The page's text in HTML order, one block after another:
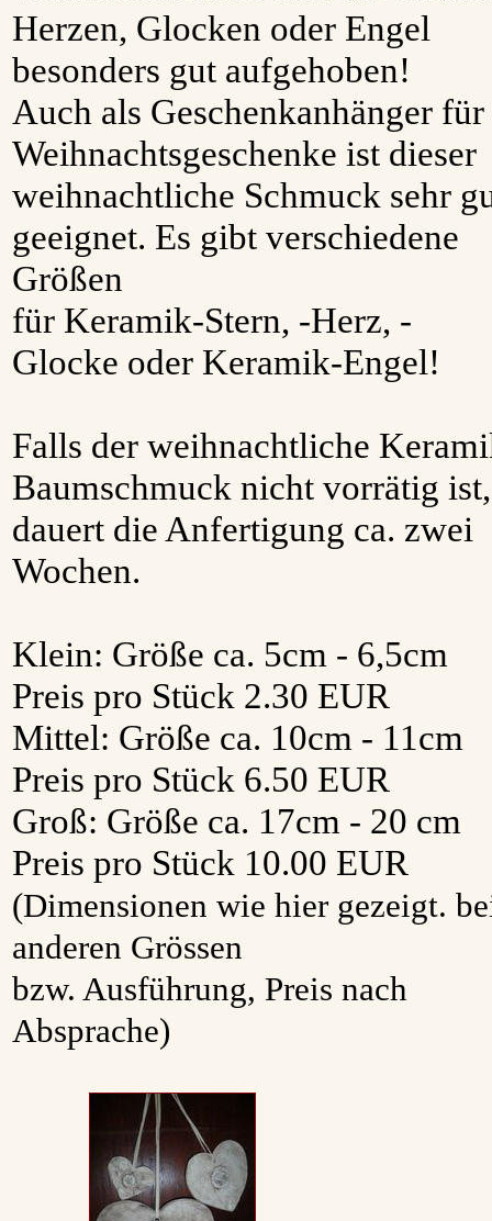
Herzen, Glocken oder Engel
besonders gut aufgehoben!
Auch als Geschenkanhänger für
Weihnachtsgeschenke ist dieser
weihnachtliche Schmuck sehr
geeignet. Es gibt verschiedene
Größen
für Keramik-Stern, -Herz, -
Glocke oder Keramik-Engel!
Falls der weihnachtliche
Baumschmuck nicht vorrätig ist,
dauert die Anfertigung ca. zwei
Wochen.
Klein: Größe ca. 5cm - 6,5cm
Preis pro Stück 2.30 EUR
Mittel: Größe ca. 10cm - 11cm
Preis pro Stück 6.50 EUR
Groß: Größe ca. 17cm - 20 cm
Preis pro Stück 10.00 EUR
(Dimensionen wie hier gezeigt.
anderen Grössen
bzw. Ausführung, Preis nach
Absprache)